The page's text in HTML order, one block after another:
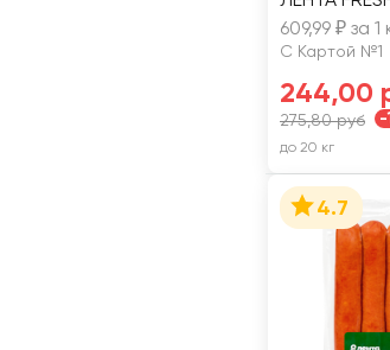
609,99 ₽ за 1
С Картой №1
244,00
275,80 руб -
до 20 кг
4.7